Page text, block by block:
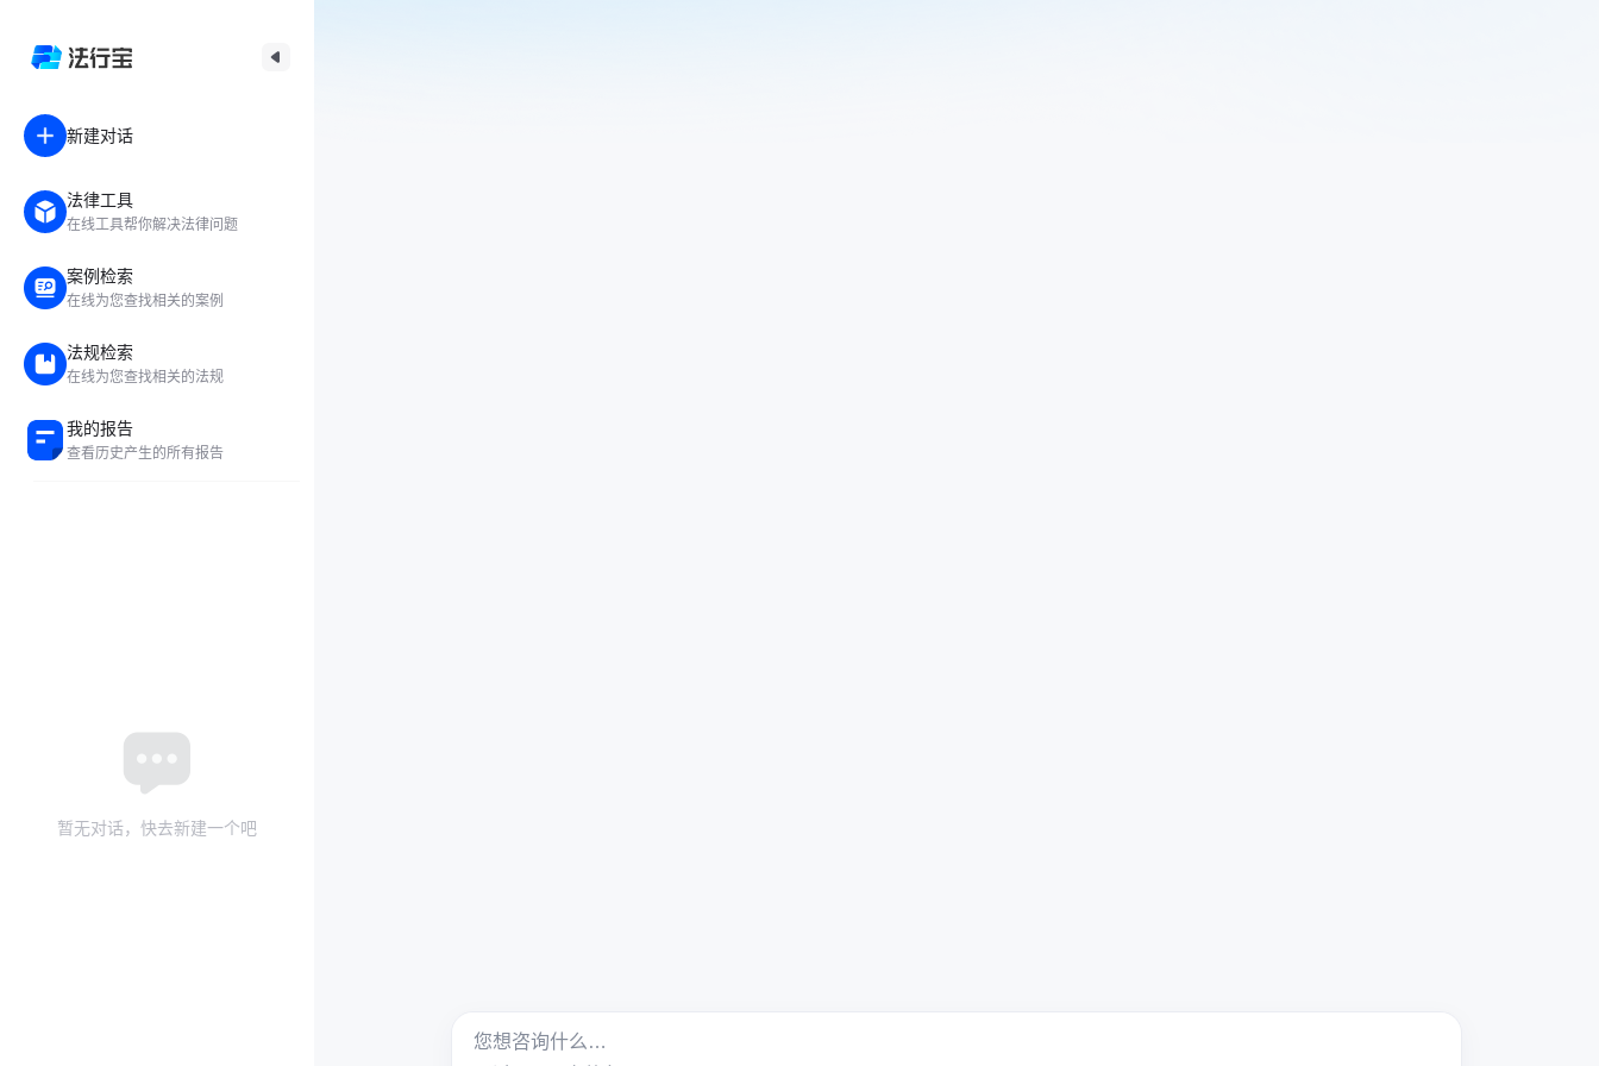
新建对话
法律工具
在线工具帮你解决法律问题
案例检索
在线为您查找相关的案例
法规检索
在线为您查找相关的法规
我的报告
查看历史产生的所有报告
暂无对话，快去新建一个吧